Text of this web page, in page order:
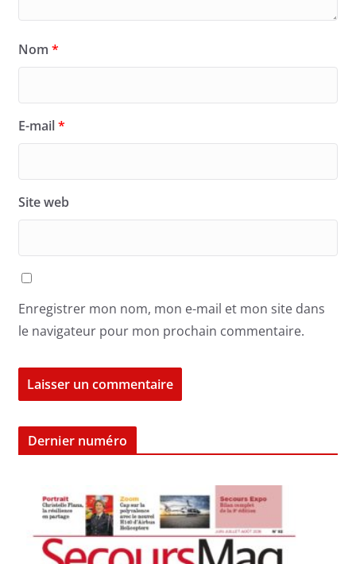
Nom *
E-mail*
Site web
Enregistrer mon nom, mon e-mail et mon site dans
le navigateur pour mon prochain commentaire.
Dernier numéro